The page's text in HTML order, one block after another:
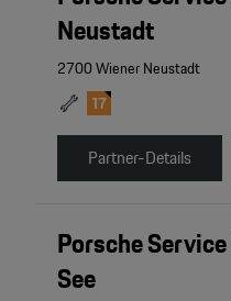
Neustadt
2700 Wiener Neustadt
Partner-Details
Porsche
See